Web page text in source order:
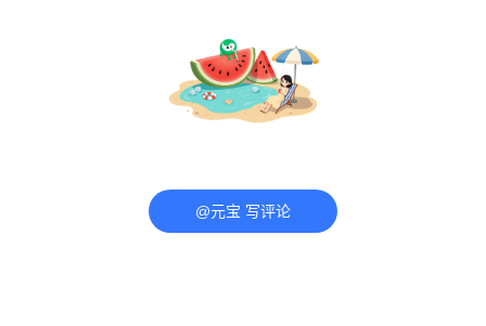
@元宝 写评论